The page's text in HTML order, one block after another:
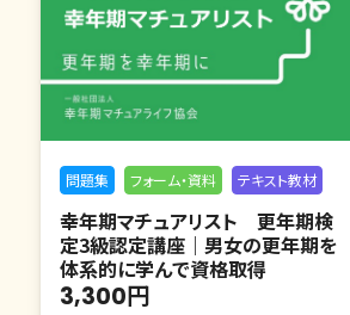
問題集 フォーム・資料 テキスト教材
幸年期マチュアリスト 更年期検
定3級認定講座｜男女の更年期を
体系的に学んで資格取得
3,300円